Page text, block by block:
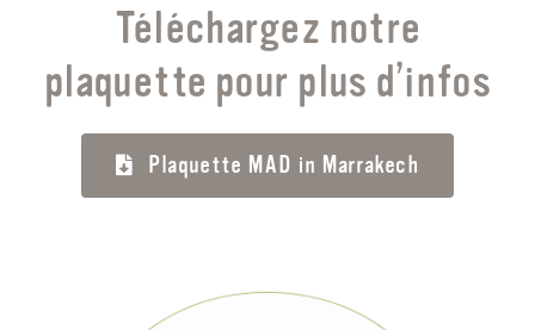
Téléchargez notre
plaquette pour plus d’infos
Plaquette MAD in Marrakech